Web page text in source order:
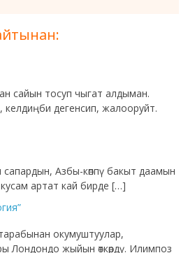
сайын тосуп чыгат алдыман.
дегенсип, жалооруйт.
Азбы-көппү бакыт даамын
артат кай бирде […]
окумуштуулар,
Лондондо жыйын өткөрдү. Илимпоз